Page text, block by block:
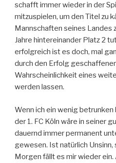
schafft immer wieder in der
mitzuspielen, um den Titel zu
Mannschaften seines Landes
Jahre hintereinander Platz 2
erfolgreich ist es doch, mal
durch den Erfolg
Wahrscheinlichkeit eines
werden lassen.
Wenn ich ein wenig betrunken
der 1. FC Köln wäre in seiner
dauernd immer permanent
gewesen. Ist natürlich
Morgen fällt es mir wieder